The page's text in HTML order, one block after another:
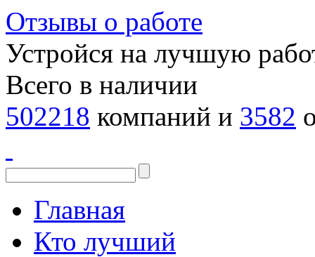
Отзывы о работе
Устройся на лучшую
Всего в наличии
502218 компаний и 3582
Главная
Кто лучший